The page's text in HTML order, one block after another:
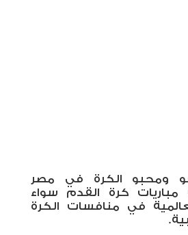
ومحبو الكرة في مصر
مباريات كرة القدم سواء
في منافسات الكرة
.